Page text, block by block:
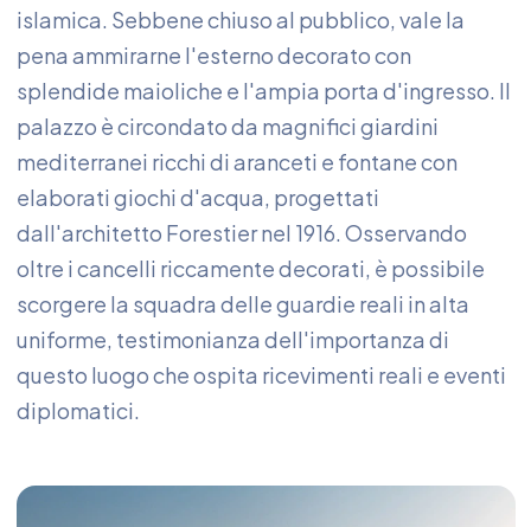
islamica. Sebbene chiuso al pubblico, vale la
pena ammirarne l'esterno decorato con
splendide maioliche e l'ampia porta d'ingresso. Il
palazzo è circondato da magnifici giardini
mediterranei ricchi di aranceti e fontane con
elaborati giochi d'acqua, progettati
dall'architetto Forestier nel 1916. Osservando
oltre i cancelli riccamente decorati, è possibile
scorgere la squadra delle guardie reali in alta
uniforme, testimonianza dell'importanza di
questo luogo che ospita ricevimenti reali e eventi
diplomatici.